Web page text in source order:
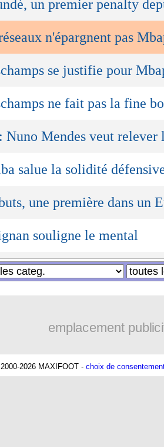
un premier penalty
n'épargnent pas
se justifie pour
ne fait pas la fine
: Nuno Mendes veut relever
salue la solidité
une première dans un
souligne le mental
du ven. 5 juillet 2024
emplacement
2026 MAXIFOOT - choix de